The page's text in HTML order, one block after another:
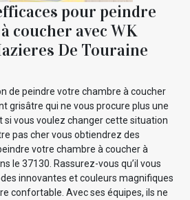
pour peindre
coucher avec WK
De Touraine
de peindre votre chambre à coucher
grisâtre qui ne vous procure plus une
si vous voulez changer cette situation
pas cher vous obtiendrez des
votre chambre à coucher à
le 37130. Rassurez-vous qu’il vous
innovantes et couleurs magnifiques
confortable. Avec ses équipes, ils ne